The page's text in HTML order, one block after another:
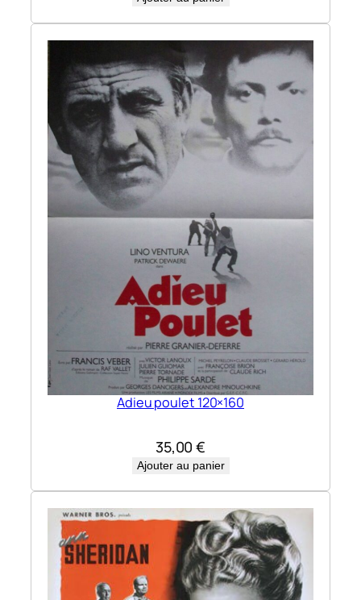
Adieu poulet 120×160
35,00€
Ajouter au panier